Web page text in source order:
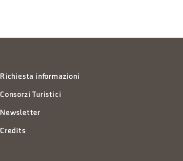
Richiesta informazioni
Consorzi Turistici
Newsletter
Credits